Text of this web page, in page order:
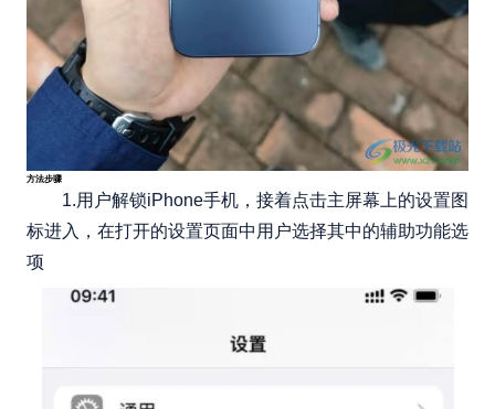
方法步骤
1.用户解锁iPhone手机，接着点击主屏幕上的设置图
标进入，在打开的设置页面中用户选择其中的辅助功能选
项